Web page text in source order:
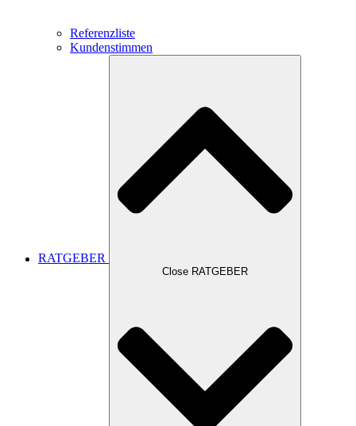
Referenzliste
Kundenstimmen
RATGEBER
Close RATGEBER